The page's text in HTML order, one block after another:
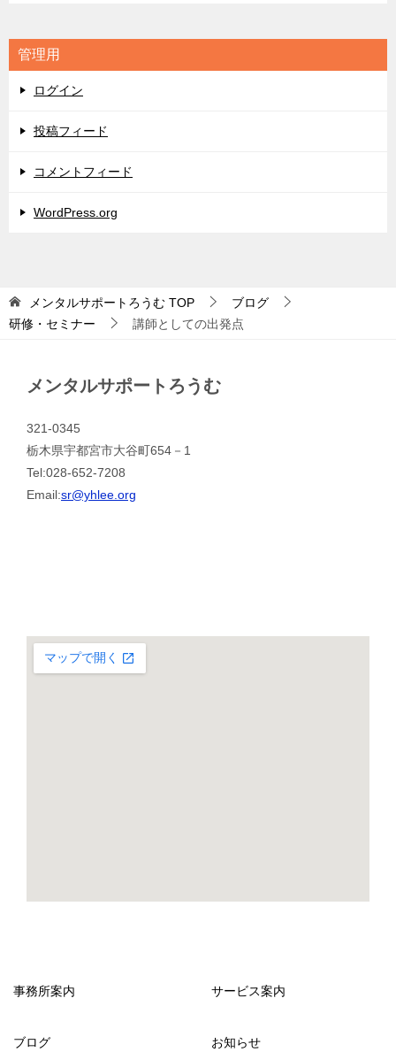
リ
ー
管理用
ログイン
投稿フィード
コメントフィード
WordPress.org
メンタルサポートろうむ TOP
ブログ
研修・セミナー
講師としての出発点
メンタルサポートろうむ
321-0345
栃木県宇都宮市大谷町654－1
Tel:028-652-7208
Email:sr@yhlee.org
事務所案内 サービス案内
ブログ お知らせ